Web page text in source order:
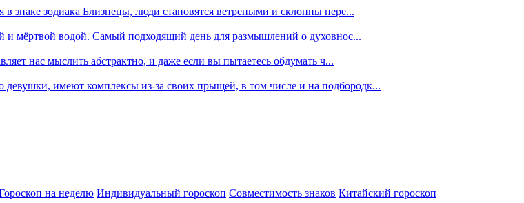
знаке зодиака Близнецы, люди становятся ветреными и склонны пере...
и мёртвой водой. Самый подходящий день для размышлений о духовнос...
нас мыслить абстрактно, и даже если вы пытаетесь обдумать ч...
имеют комплексы из-за своих прыщей, в том числе и на подбородк...
на неделю Индивидуальный гороскоп Совместимость знаков Китайский гороскоп